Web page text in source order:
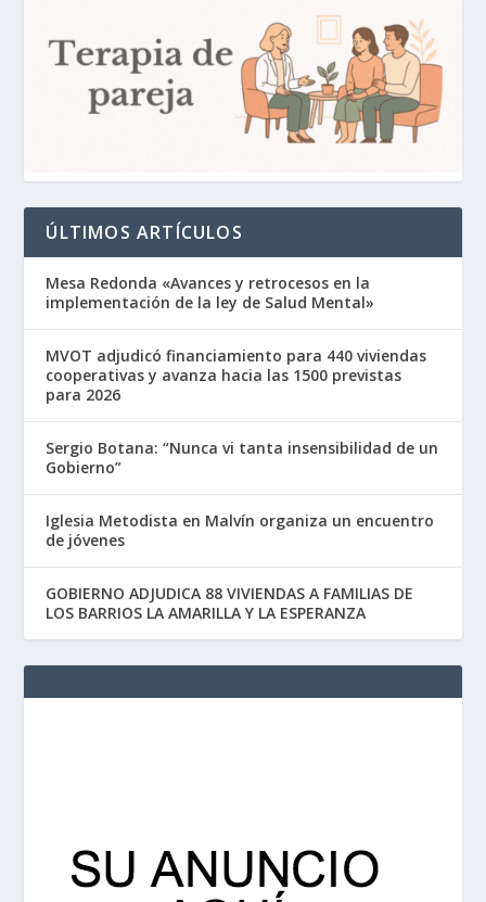
ÚLTIMOS ARTÍCULOS
Mesa Redonda «Avances y retrocesos en la
implementación de la ley de Salud Mental»
MVOT adjudicó financiamiento para 440 viviendas
cooperativas y avanza hacia las 1500 previstas
para 2026
Sergio Botana: “Nunca vi tanta insensibilidad de un
Gobierno”
Iglesia Metodista en Malvín organiza un encuentro
de jóvenes
GOBIERNO ADJUDICA 88 VIVIENDAS A FAMILIAS DE
LOS BARRIOS LA AMARILLA Y LA ESPERANZA